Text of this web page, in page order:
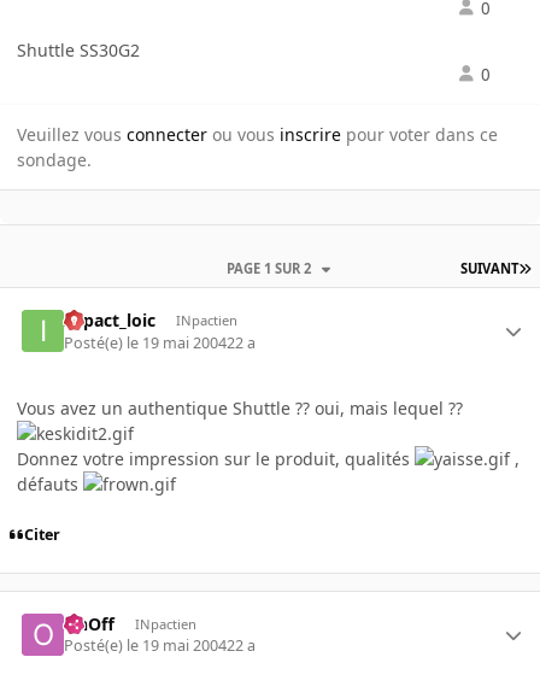
0
Shuttle SS30G2
0
Veuillez vous connecter ou vous inscrire pour voter dans ce
sondage.
SUIVANT
PAGE 1 SUR 2
INpact_loic INpactien
Posté(e) le 19 mai 200422 a
Vous avez un authentique Shuttle ?? oui, mais lequel ??
Donnez votre impression sur le produit, qualités
,
défauts
Citer
OnOff INpactien
Posté(e) le 19 mai 200422 a